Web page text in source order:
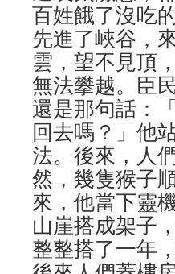
百姓餓了沒吃
先進了峽谷，
雲，望不見頂
無法攀越。臣
還是那句話：
回去嗎？」他
法。後來，人
然，幾隻猴子
來，他當下靈
山崖搭成架子
整整搭了一年